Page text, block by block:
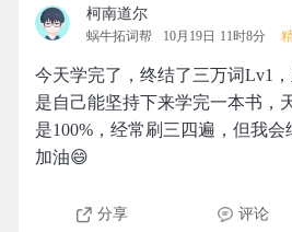
柯南道尔
蜗牛拓词帮 10月19日 11时8分
今天学完了，终结了三万词Lv1
是自己能坚持下来学完一本书，
是100%，经常刷三四遍，但我会
加油😄
分享 评论